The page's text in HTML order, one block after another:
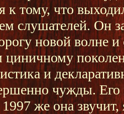
к тому, что
слушателей. Он
новой волне
и
чужды. Его
же она